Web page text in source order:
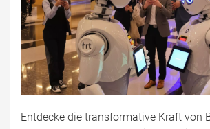
Entdecke die transformative Kraft von